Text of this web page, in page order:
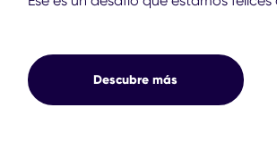
Descubre más